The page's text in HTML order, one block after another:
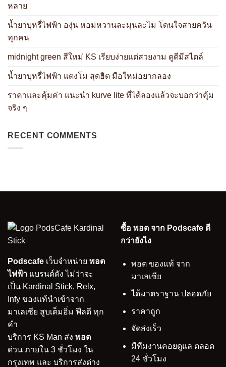
หลาย
น้ำยาบุหรี่ไฟฟ้า องุ่น หอมหวานละมุนละไม โดนใจสายควัน
ทุกคน
midnight green สีใหม่ KS เรียบง่ายแต่สวยงาม ดูดีมีสไตล์
น้ำยาบุหรี่ไฟฟ้า แตงโม สุดฮิต มือใหม่อยากลอง
ราคาและคุ้มค่า แนะนำ kurve lite ที่ได้ลองแล้วจะบอกว่าคุ้ม
จริง ๆ
RECENT COMMENTS
Podscafe เว็บจำหน่าย พอต
ไฟฟ้า แบรนด์ดัง ไม่ว่าจะ
เป็น Kardinal Stick, Relx,
Infy ของแท้นำเข้าจาก
มาเลเซีย สูบเต็มอิ่ม ฟีลดี ทุก
คำ
บริการ KS Man ส่ง พอต
ด่วน ภายใน 3 ชั่วโมง ใน
กรุงเทพ และ บริการส่งต่าง
ซื้อ พอต จาก Podscafe ดี
กว่ายังไง
พอต ของแท้ จาก
มาเลเซีย
ได้มาตราฐาน ปลอดภัย
ราคาถูก
จัดส่งเร็ว
มีทีมงานคอยดูแล ตลอด
24 ชั่วโมง